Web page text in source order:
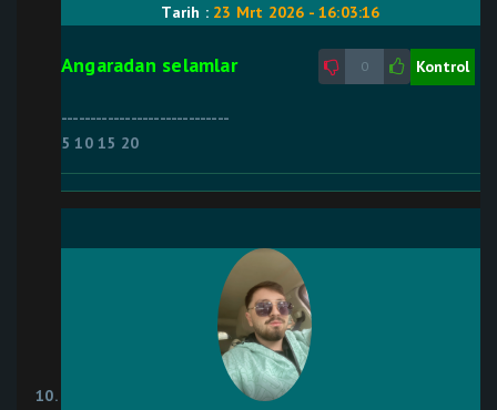
Tarih : 23 Mrt 2026 - 16:03:16
0 Kontrol
Angaradan selamlar
-----------------------------
5 10 15 20